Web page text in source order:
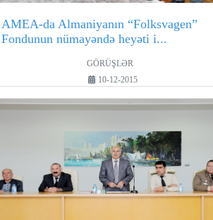
AMEA-da Almaniyanın “Folksvagen”
Fondunun nümayəndə heyəti i...
GÖRÜŞLƏR
10-12-2015